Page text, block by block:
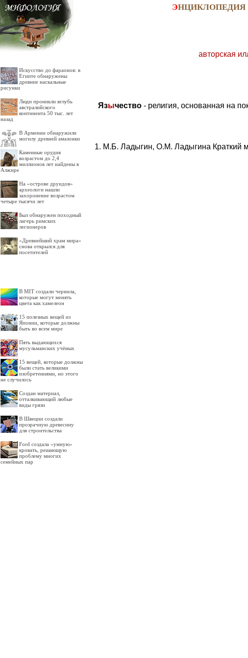
ЭНЦИКЛОПЕДИЯ
Искусство до фараонов: в
Египте обнаружены
древние наскальные
рисунки
Люди проникли вглубь
австралийского
континента 50 тыс. лет
назад
В Армении обнаружили
могилу древней амазонки
Каменные орудия
возрастом до 2,4
миллионов лет найдены в
Алжире
На «острове друидов»
археологи нашли
захоронение возрастом
четыре тысячи лет
Был обнаружен походный
лагерь римских
легионеров
«Древнейший храм мира»
снова открылся для
посетителей
В MIT создали чернила,
которые могут менять
цвета как хамелеон
15 полезных вещей из
Японии, которые должны
быть во всем мире
Пять выдающихся
мусульманских учёных
15 вещей, которые должны
были стать великими
изобретениями, но этого
не случилось
Создан материал,
отталкивающий любые
виды грязи
В Швеции создали
прозрачную древесину
для строительства
Ford создала «умную»
кровать, решающую
проблему многих
семейных пар
авторская
Язычество - религия, основанная на
М.Б. Ладыгин, О.М. Ладыгина Краткий